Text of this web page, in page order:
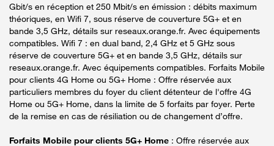
Gbit/s en réception et 250 Mbit/s en émission : débits maximum
théoriques, en Wifi 7, sous réserve de couverture 5G+ et en
bande 3,5 GHz, détails sur reseaux.orange.fr. Avec équipements
compatibles. Wifi 7 : en dual band, 2,4 GHz et 5 GHz sous
réserve de couverture 5G+ et en bande 3,5 GHz, détails sur
reseaux.orange.fr. Avec équipements compatibles. Forfaits Mobile
pour clients 4G Home ou 5G+ Home : Offre réservée aux
particuliers membres du foyer du client détenteur de l'offre 4G
Home ou 5G+ Home, dans la limite de 5 forfaits par foyer. Perte
de la remise en cas de résiliation ou de changement d’offre.
Forfaits Mobile pour clients 5G+ Home : Offre réservée aux